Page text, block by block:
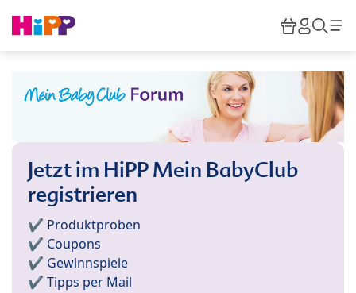
HiPP
Jetzt im HiPP Mein BabyClub
registrieren
✔️ Produktproben
✔️ Coupons
✔️ Gewinnspiele
✔️ Tipps per Mail